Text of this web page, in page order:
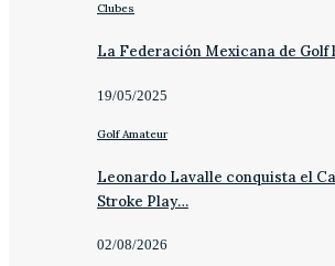
Clubes
La Federación Mexicana de
19/05/2025
Golf Amateur
Leonardo Lavalle conquista el
Stroke Play…
02/08/2026